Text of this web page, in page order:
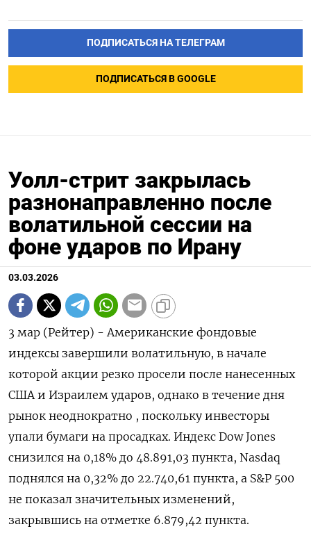
ПОДПИСАТЬСЯ НА ТЕЛЕГРАМ
ПОДПИСАТЬСЯ В GOOGLE
Уолл-стрит закрылась
разнонаправленно после
волатильной сессии на
фоне ударов по Ирану
03.03.2026
3 мар (Рейтер) - Американские фондовые
индексы завершили волатильную, в ‌начале
которой акции резко просели после ​нанесенных ​
США и ​Израилем ударов, ⁠однако ‌в течение ‌дня
рынок неоднократно , поскольку инвесторы ​
упали бумаги ‌на просадках. Индекс Dow ​Jones
снизился на ‌0,18% до 48.891,03 пункта, Nasdaq
поднялся на ​0,32% ​до ‌22.740,61 пункта, а ​S&P 500
не показал значительных изменений,
закрывшись на отметке 6.879,42 пункта.